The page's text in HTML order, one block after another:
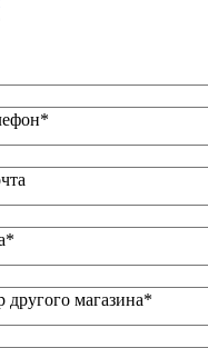
*
*
другого магазина*